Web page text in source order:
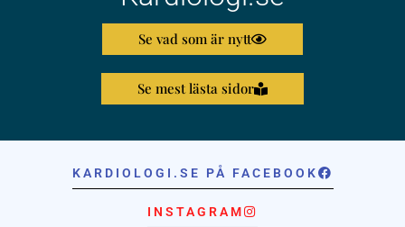
Se vad som är nytt
Se mest lästa sidor
KARDIOLOGI.SE PÅ FACEBOOK
INSTAGRAM